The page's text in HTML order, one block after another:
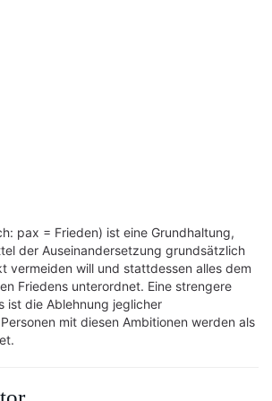
pax = Frieden) ist eine Grundhaltung,
der Auseinandersetzung grundsätzlich
vermeiden will und stattdessen alles dem
Friedens unterordnet. Eine strengere
ist die Ablehnung jeglicher
mit diesen Ambitionen werden als